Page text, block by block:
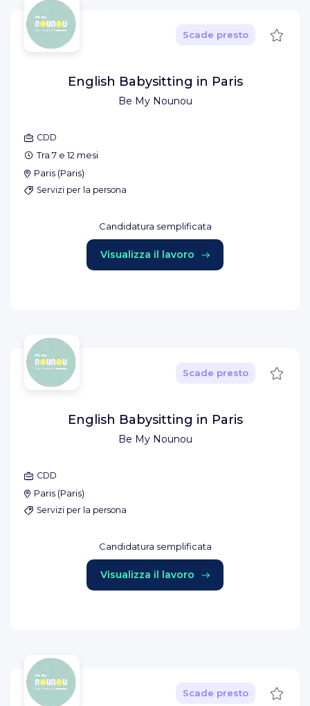
Be My Nounou
Scade presto Salva
English Babysitting in Paris
CDD
Tra 7 e 12 mesi
Paris (Paris)
Servizi per la persona
Candidatura semplificata
Visualizza il lavoro
Be My Nounou
Scade presto Salva
English Babysitting in Paris
CDD
Paris (Paris)
Servizi per la persona
Candidatura semplificata
Visualizza il lavoro
Scade presto Salva